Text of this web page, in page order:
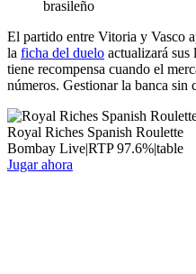
brasileño
El partido entre Vitoria y Vasco
la ficha del duelo actualizará sus
tiene recompensa cuando el
números. Gestionar la banca sin
Royal Riches Spanish Roulette
Bombay Live|RTP97.6%|table
Jugar ahora